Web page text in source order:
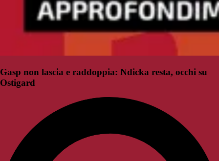
Gasp non lascia e raddoppia: Ndicka resta, occhi su
Ostigard